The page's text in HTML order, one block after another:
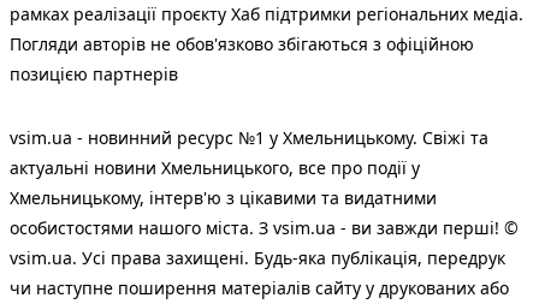
рамках реалізації проєкту Хаб підтримки регіональних медіа.
Погляди авторів не обов'язково збігаються з офіційною
позицією партнерів
vsim.ua - новинний ресурс №1 у Хмельницькому. Свіжі та
актуальні новини Хмельницького, все про події у
Хмельницькому, інтерв'ю з цікавими та видатними
особистостями нашого міста. З vsim.ua - ви завжди перші! ©
vsim.ua. Усі права захищені. Будь-яка публiкацiя, передрук
чи наступне поширення матеріалів сайту у друкованих або